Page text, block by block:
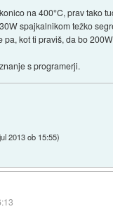
na 400°C, prav tako
spajkalnikom težko
pa, kot ti praviš, da bo
s programerji.
2013 ob 15:55)